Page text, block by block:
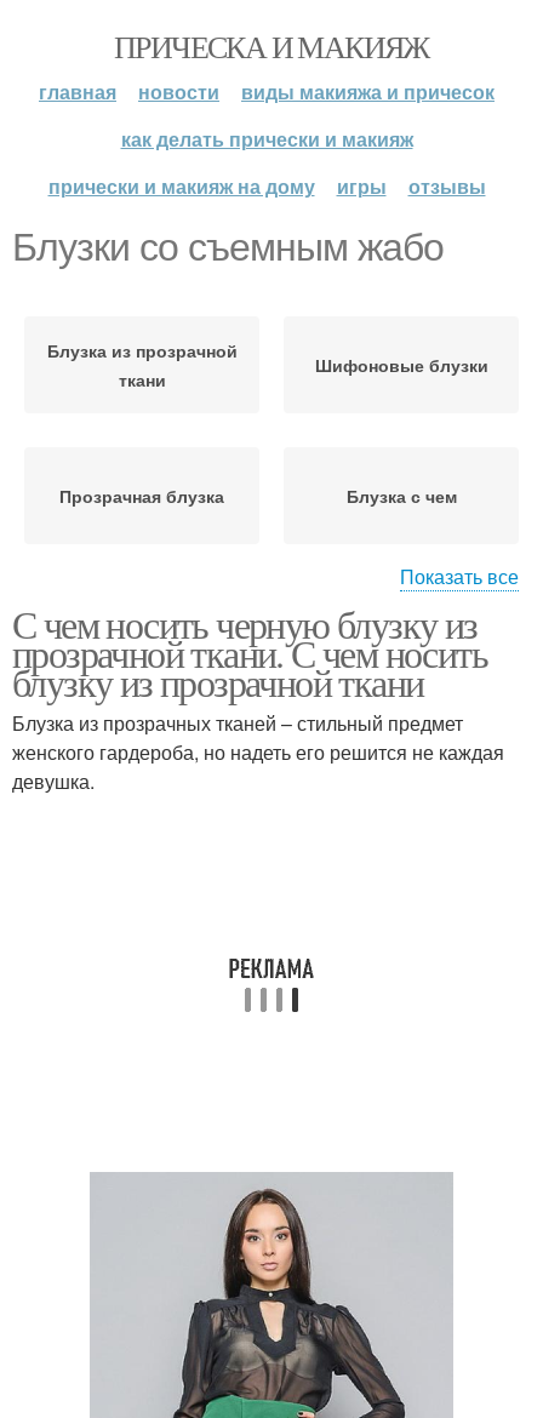
ПРИЧЕСКА И МАКИЯЖ
главная новости
виды макияжа и причесок
как делать прически и макияж
прически и макияж на дому
игры отзывы
Блузки со съемным жабо
Блузка из прозрачной
ткани
Шифоновые блузки
Прозрачная блузка Блузка с чем
Блузка из органзы Модные блузки
Блузки с жабо
Блузка с кружевным
Показать все
С чем носить черную блузку из
прозрачной ткани. С чем носить
блузку из прозрачной ткани
Блузка из прозрачных тканей – стильный предмет
женского гардероба, но надеть его решится не каждая
девушка.